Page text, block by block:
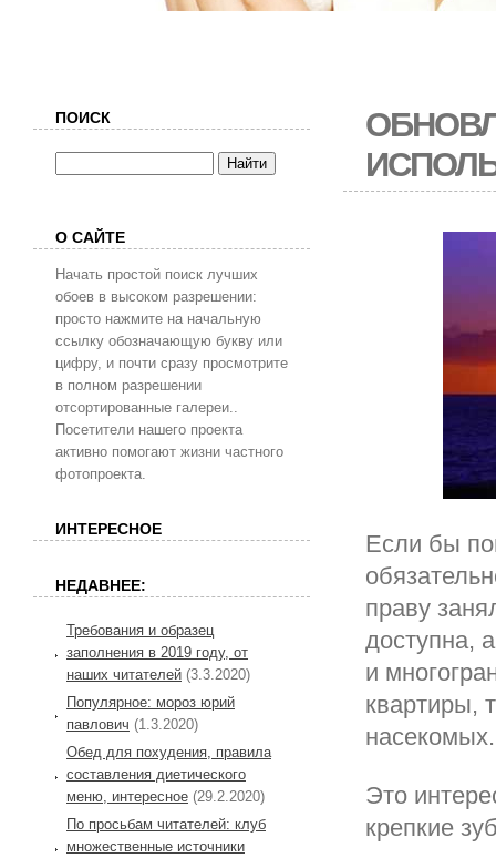
Если бы
праву
доступна,
и
квартиры,
насекомых.
Это
крепкие
ПОИСК
О САЙТЕ
Начать простой поиск лучших
обоев в высоком разрешении:
просто нажмите на начальную
ссылку обозначающую букву или
цифру, и почти сразу просмотрите
в полном разрешении
отсортированные галереи..
Посетители нашего проекта
активно помогают жизни частного
фотопроекта.
ИНТЕРЕСНОЕ
НЕДАВНЕЕ:
Требования и образец
заполнения в 2019 году, от
наших читателей (3.3.2020)
Популярное: мороз юрий
павлович (1.3.2020)
Обед для похудения, правила
составления диетического
меню, интересное (29.2.2020)
По просьбам читателей: клуб
множественные источники